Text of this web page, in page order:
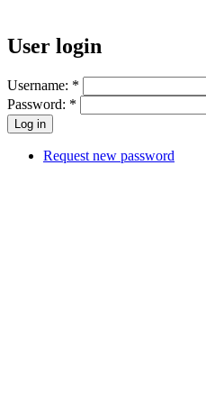
User login
Username: *
Password: *
Request new password